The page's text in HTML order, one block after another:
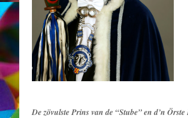
De zövulste Prins van de “Stube” en d’n